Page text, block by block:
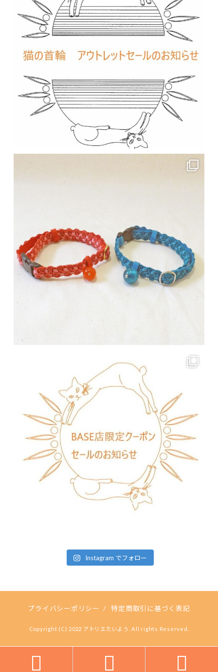
Instagram でフォロー
プライバシーポリシー / 特定商取引に基づく表記
Copyright (C) 2022 アトリエたいよう. All rights Reserved.
  